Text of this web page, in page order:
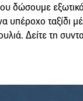
δώσουμε
υπέροχο ταξίδι
Δείτε τη